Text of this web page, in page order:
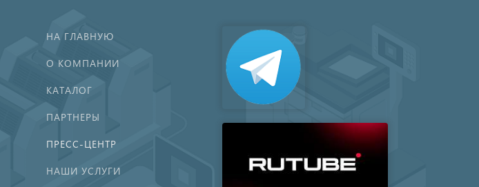
НА ГЛАВНУЮ
О КОМПАНИИ
КАТАЛОГ
ПАРТНЕРЫ
ПРЕСС-ЦЕНТР
НАШИ УСЛУГИ